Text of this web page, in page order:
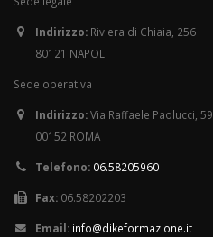
Indirizzo: Riviera di Chiaia, 256
80121 NAPOLI
Sede operativa
Indirizzo:Via Raffaele Paolucci, 59
00152 ROMA
Telefono: 06.58205960
Fax: 06.58202203
Email: info@dikeformazione.it